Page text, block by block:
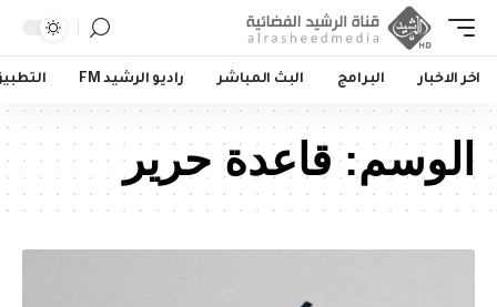
اخر الاخبار البرامج البث المباشر راديو الرشيد FM
الوسم:قاعدة حرير